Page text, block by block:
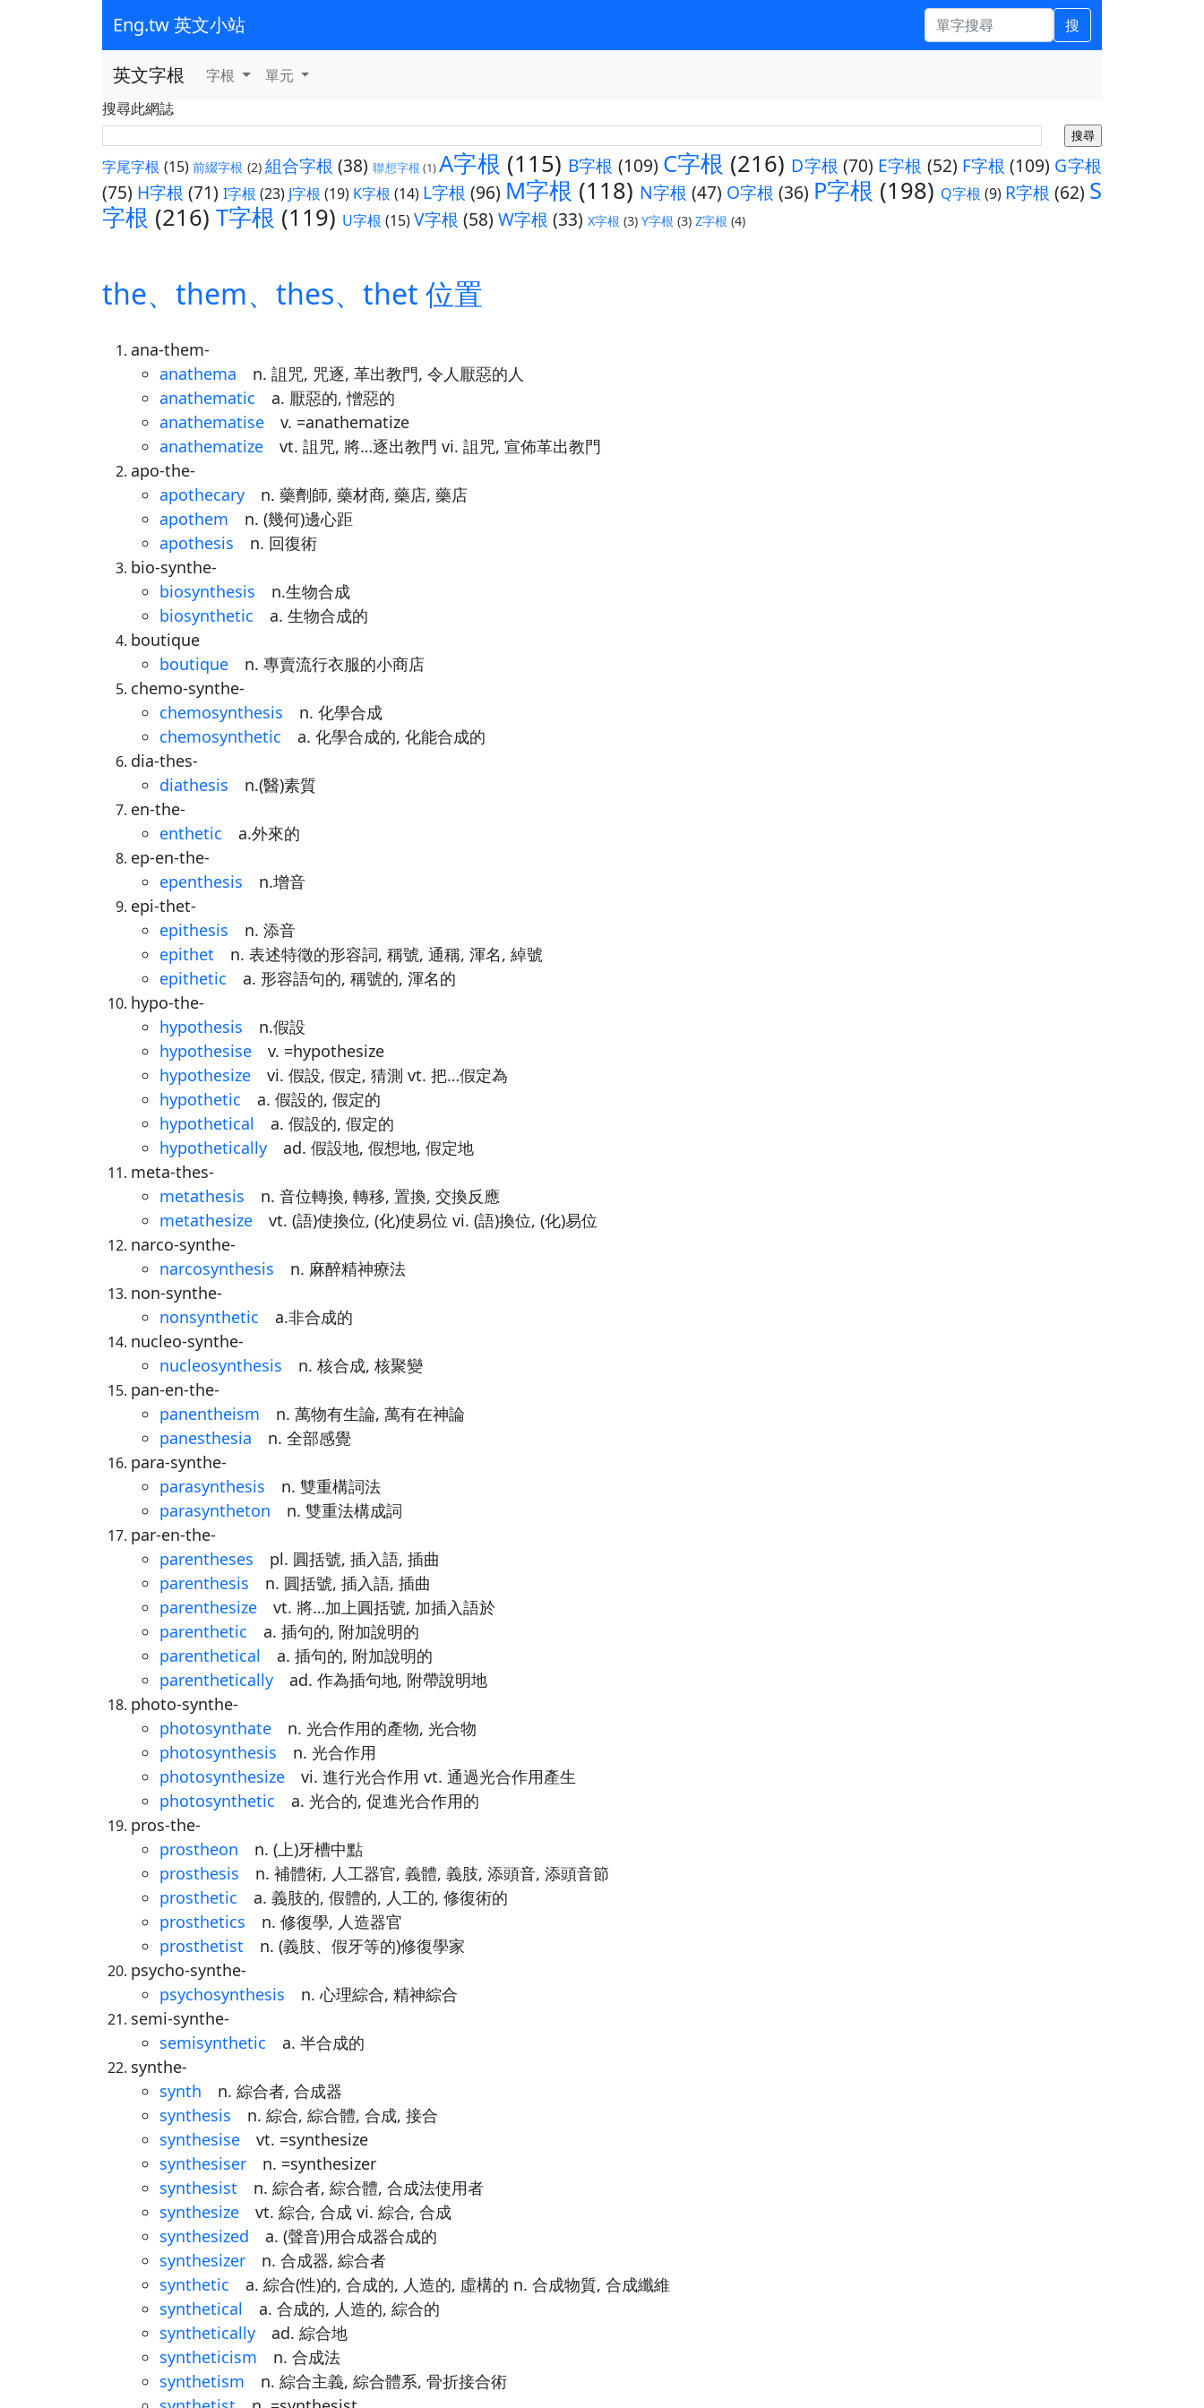
Eng.tw 英文小站 搜
英文字根 字根
單元
搜尋此網誌
字尾字根 (15) 前綴字根 (2) 組合字根 (38) 聯想字根 (1)A字根 (115) B字根 (109) C字根 (216) D字根 (70) E字根 (52) F字根 (109) G字根
(75) H字根 (71) I字根 (23) J字根 (19) K字根 (14) L字根 (96) M字根 (118) N字根 (47) O字根 (36) P字根 (198) Q字根 (9) R字根 (62) S
字根 (216) T字根 (119) U字根 (15)V字根 (58) W字根 (33) X字根 (3) Y字根 (3) Z字根 (4)
the、them、thes、thet 位置
ana-them-
anathema n. 詛咒, 咒逐, 革出教門, 令人厭惡的人
anathematic a. 厭惡的, 憎惡的
anathematise v. =anathematize
anathematize vt. 詛咒, 將…逐出教門 vi. 詛咒, 宣佈革出教門
apo-the-
apothecary n. 藥劑師, 藥材商, 藥店, 藥店
apothem n. (幾何)邊心距
apothesis n. 回復術
bio-synthe-
biosynthesis n.生物合成
biosynthetic a. 生物合成的
boutique
boutique n. 專賣流行衣服的小商店
chemo-synthe-
chemosynthesis n. 化學合成
chemosynthetic a. 化學合成的, 化能合成的
dia-thes-
diathesis n.(醫)素質
en-the-
enthetic a.外來的
ep-en-the-
epenthesis n.增音
epi-thet-
epithesis n. 添音
epithet n. 表述特徵的形容詞, 稱號, 通稱, 渾名, 綽號
epithetic a. 形容語句的, 稱號的, 渾名的
hypo-the-
hypothesis n.假設
hypothesise v. =hypothesize
hypothesize vi. 假設, 假定, 猜測 vt. 把…假定為
hypothetic a. 假設的, 假定的
hypothetical a. 假設的, 假定的
hypothetically ad. 假設地, 假想地, 假定地
meta-thes-
metathesis n. 音位轉換, 轉移, 置換, 交換反應
metathesize vt. (語)使換位, (化)使易位 vi. (語)換位, (化)易位
narco-synthe-
narcosynthesis n. 麻醉精神療法
non-synthe-
nonsynthetic a.非合成的
nucleo-synthe-
nucleosynthesis n. 核合成, 核聚變
pan-en-the-
panentheism n. 萬物有生論, 萬有在神論
panesthesia n. 全部感覺
para-synthe-
parasynthesis n. 雙重構詞法
parasyntheton n. 雙重法構成詞
par-en-the-
parentheses pl. 圓括號, 插入語, 插曲
parenthesis n. 圓括號, 插入語, 插曲
parenthesize vt. 將…加上圓括號, 加插入語於
parenthetic a. 插句的, 附加說明的
parenthetical a. 插句的, 附加說明的
parenthetically ad. 作為插句地, 附帶說明地
photo-synthe-
photosynthate n. 光合作用的產物, 光合物
photosynthesis n. 光合作用
photosynthesize vi. 進行光合作用 vt. 通過光合作用產生
photosynthetic a. 光合的, 促進光合作用的
pros-the-
prostheon n. (上)牙槽中點
prosthesis n. 補體術, 人工器官, 義體, 義肢, 添頭音, 添頭音節
prosthetic a. 義肢的, 假體的, 人工的, 修復術的
prosthetics n. 修復學, 人造器官
prosthetist n. (義肢、假牙等的)修復學家
psycho-synthe-
psychosynthesis n. 心理綜合, 精神綜合
semi-synthe-
semisynthetic a. 半合成的
synthe-
synth n. 綜合者, 合成器
synthesis n. 綜合, 綜合體, 合成, 接合
synthesise vt. =synthesize
synthesiser n. =synthesizer
synthesist n. 綜合者, 綜合體, 合成法使用者
synthesize vt. 綜合, 合成 vi. 綜合, 合成
synthesized a. (聲音)用合成器合成的
synthesizer n. 合成器, 綜合者
synthetic a. 綜合(性)的, 合成的, 人造的, 虛構的 n. 合成物質, 合成纖維
synthetical a. 合成的, 人造的, 綜合的
synthetically ad. 綜合地
syntheticism n. 合成法
synthetism n. 綜合主義, 綜合體系, 骨折接合術